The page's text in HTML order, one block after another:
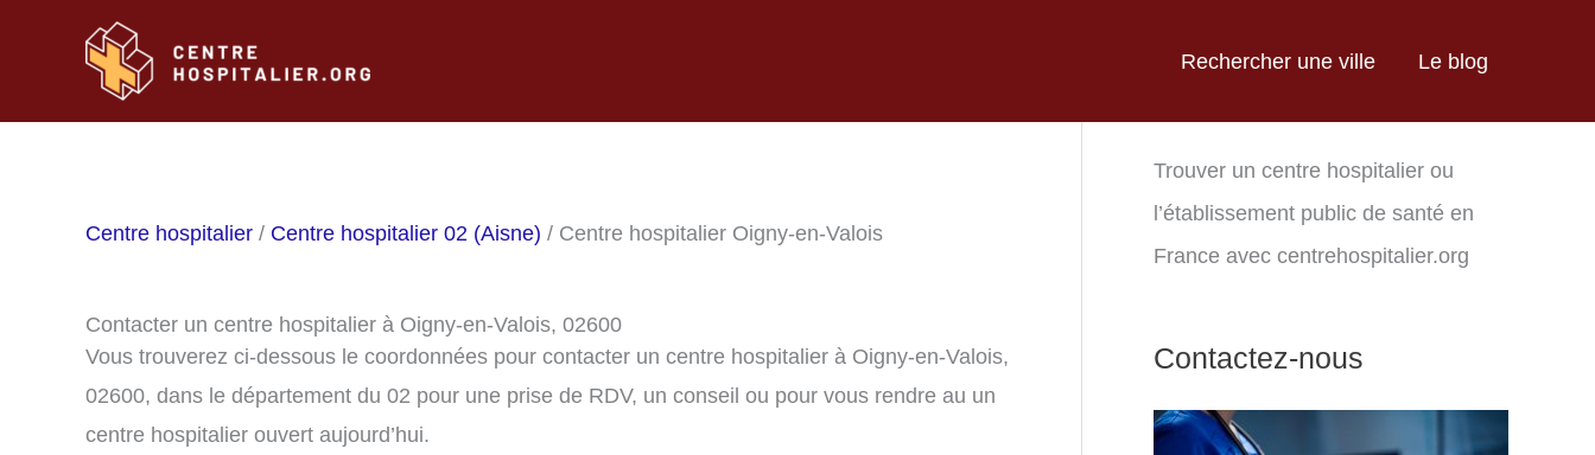
Rechercher une ville Le blog
Centre hospitalier / Centre hospitalier 02 (Aisne) / Centre hospitalier Oigny-en-Valois
Contacter un centre hospitalier à Oigny-en-Valois, 02600
Vous trouverez ci-dessous le coordonnées pour contacter un centre hospitalier à Oigny-en-Valois,
02600, dans le département du 02 pour une prise de RDV, un conseil ou pour vous rendre au un
centre hospitalier ouvert aujourd’hui.
Trouver un centre hospitalier ou
l’établissement public de santé en
France avec centrehospitalier.org
Contactez-nous